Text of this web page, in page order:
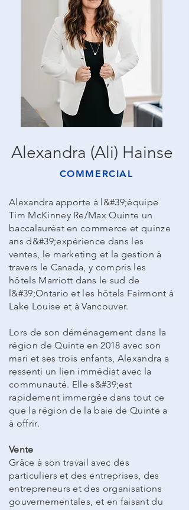
Alexandra (Ali) Hainse
COMMERCIAL
Alexandra apporte à l&#39;équipe
Tim McKinney Re/Max Quinte un
baccalauréat en commerce et quinze
ans d&#39;expérience dans les
ventes, le marketing et la gestion à
travers le Canada, y compris les
hôtels Marriott dans le sud de
l&#39;Ontario et les hôtels Fairmont à
Lake Louise et à Vancouver.
Lors de son déménagement dans la
région de Quinte en 2018 avec son
mari et ses trois enfants, Alexandra a
ressenti un lien immédiat avec la
communauté. Elle s&#39;est
rapidement immergée dans tout ce
que la région de la baie de Quinte a
à offrir.
Vente
Grâce à son travail avec des
particuliers et des entreprises, des
entrepreneurs et des organisations
gouvernementales, et en faisant du